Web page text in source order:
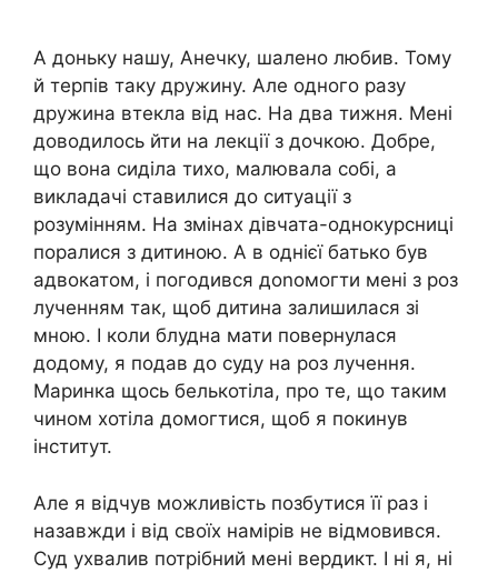
А доньку нашу, Анечку, шалено любив. Тому
й терпів таку дружину. Але одного разу
дружина втекла від нас. На два тижня. Мені
доводилось йти на лекції з дочкою. Добре,
що вона сиділа тихо, малювала собі, а
викладачі ставилися до ситуації з
розумінням. На змінах дівчата-однокурсниці
поралися з дитиною. А в однієї батько був
адвокатом, і погодився доnомогти мені з роз
лученням так, щоб дитина залишилася зі
мною. І коли блудна мати повернулася
додому, я подав до суду на роз лучення.
Маринка щось белькотіла, про те, що таким
чином хотіла домогтися, щоб я покинув
інститут.
Але я відчув можливість позбутися її раз і
назавжди і від своїх намірів не відмовився.
Суд ухвалив потрібний мені вердикт. І ні я, ні